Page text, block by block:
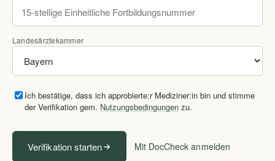
Landesärztekammer
Ich bestätige, dass ich approbierte:r Mediziner:in bin und stimme
der Verifikation gem. Nutzungsbedingungen zu.
Verifikation starten Mit DocCheck anmelden